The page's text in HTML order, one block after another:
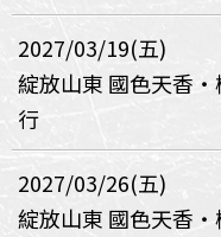
2027/03/19(五)
綻放山東 國色天香
行
2027/03/26(五)
綻放山東 國色天香